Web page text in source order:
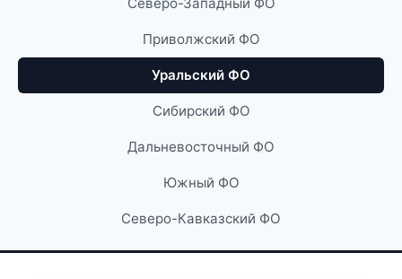
Приволжский ФО
Уральский ФО
Сибирский ФО
Дальневосточный ФО
Южный ФО
Северо-Кавказский ФО